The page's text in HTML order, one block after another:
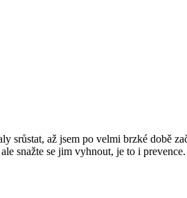
srůstat, až jsem po velmi brzké době
snažte se jim vyhnout, je to i prevence.